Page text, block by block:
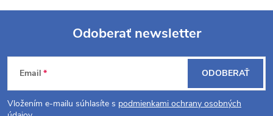
Z
á
Odoberať newsletter
Email
Vložením e-mailu súhlasíte s podmienkami ochrany osobných
ODOBERAŤ